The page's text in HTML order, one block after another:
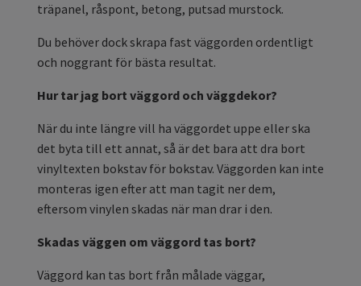
träpanel, råspont, betong, putsad murstock.
Du behöver dock skrapa fast väggorden ordentligt
och noggrant för bästa resultat.
Hur tar jag bort väggord och väggdekor?
När du inte längre vill ha väggordet uppe eller ska
det byta till ett annat, så är det bara att dra bort
vinyltexten bokstav för bokstav. Väggorden kan inte
monteras igen efter att man tagit ner dem,
eftersom vinylen skadas när man drar i den.
Skadas väggen om väggord tas bort?
Väggord kan tas bort från målade väggar,